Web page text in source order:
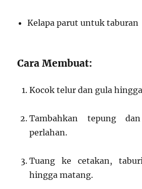
Kelapa parut untuk taburan
Cara Membuat:
Kocok telur dan gula
Tambahkan tepung
perlahan.
Tuang ke cetakan,
hingga matang.